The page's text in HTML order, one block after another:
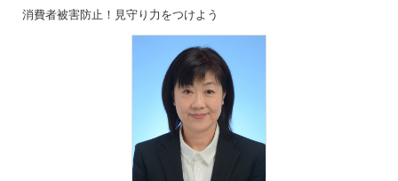
消費者被害防止！見守り力をつけよう